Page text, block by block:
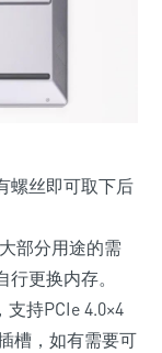
螺丝即可取下后
部分用途的需
更换内存。
支持PCIe 4.0×4
槽，如有需要可